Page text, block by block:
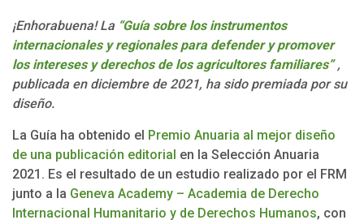
¡Enhorabuena! La “Guía sobre los instrumentos
internacionales y regionales para defender y promover
los intereses y derechos de los agricultores familiares”,
publicada en diciembre de 2021, ha sido premiada por su
diseño.
La Guía ha obtenido el Premio Anuaria al mejor diseño
de una publicación editorial en la Selección Anuaria
2021. Es el resultado de un estudio realizado por el FRM
junto a la Geneva Academy – Academia de Derecho
Internacional Humanitario y de Derechos Humanos, con